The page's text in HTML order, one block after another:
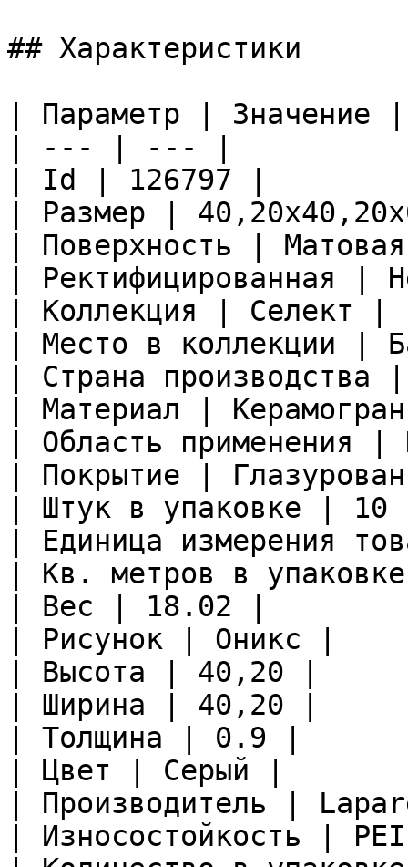
## Характеристики
| Параметр | Значение |
| --- | --- |
| Id | 126797 |
| Размер |
| Поверхность |
| Ректифицированная |
| Коллекция | Селект |
| Место в коллекции |
| Страна
| Материал |
| Область применения
| Покрытие |
| Штук в упаковке |
| Единица измерения
| Кв. метров в
| Вес | 18.02 |
| Рисунок | Оникс |
| Высота | 40,20 |
| Ширина | 40,20 |
| Толщина | 0.9 |
| Цвет | Серый |
| Производитель |
| Износостойкость |